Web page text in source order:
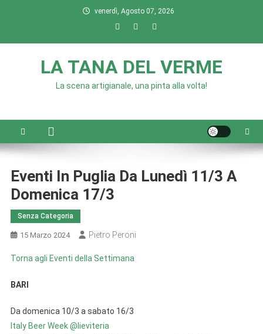
venerdì, Agosto 07, 2026
LA TANA DEL VERME
La scena artigianale, una pinta alla volta!
Eventi In Puglia Da Lunedì 11/3 A
Domenica 17/3
Senza Categoria
15 Marzo 2024 Pietro Peroni
Torna agli Eventi della Settimana
BARI
Da domenica 10/3 a sabato 16/3
Italy Beer Week @lieviteria